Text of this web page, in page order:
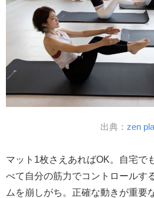
出典： zen
マット1枚さえあればOK。自宅で
べて自分の筋力でコントロールす
ムを崩しがち。正確な動きが重要